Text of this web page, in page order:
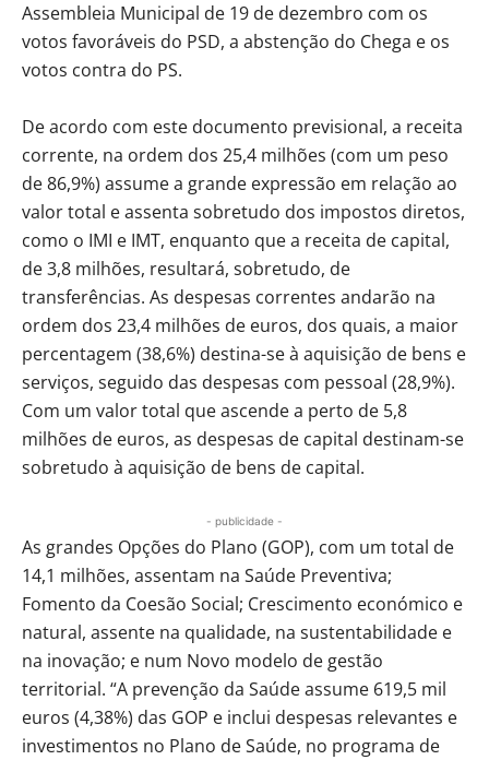
Assembleia Municipal de 19 de dezembro com os
votos favoráveis do PSD, a abstenção do Chega e os
votos contra do PS.
De acordo com este documento previsional, a receita
corrente, na ordem dos 25,4 milhões (com um peso
de 86,9%) assume a grande expressão em relação ao
valor total e assenta sobretudo dos impostos diretos,
como o IMI e IMT, enquanto que a receita de capital,
de 3,8 milhões, resultará, sobretudo, de
transferências. As despesas correntes andarão na
ordem dos 23,4 milhões de euros, dos quais, a maior
percentagem (38,6%) destina-se à aquisição de bens e
serviços, seguido das despesas com pessoal (28,9%).
Com um valor total que ascende a perto de 5,8
milhões de euros, as despesas de capital destinam-se
sobretudo à aquisição de bens de capital.
- publicidade -
As grandes Opções do Plano (GOP), com um total de
14,1 milhões, assentam na Saúde Preventiva;
Fomento da Coesão Social; Crescimento económico e
natural, assente na qualidade, na sustentabilidade e
na inovação; e num Novo modelo de gestão
territorial. “A prevenção da Saúde assume 619,5 mil
euros (4,38%) das GOP e inclui despesas relevantes e
investimentos no Plano de Saúde, no programa de